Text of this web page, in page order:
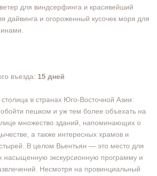
для виндсерфинга и красивейший
дайвинга и огороженный кусочек моря для
въезда: 15 дней
в странах Юго-Восточной Азии:
пешком и уж тем более объехать на
множество зданий, напоминающих о
а также интересных храмов и
В целом Вьентьян — это место для
насыщенную экскурсионную программу и
Несмотря на провинциальный